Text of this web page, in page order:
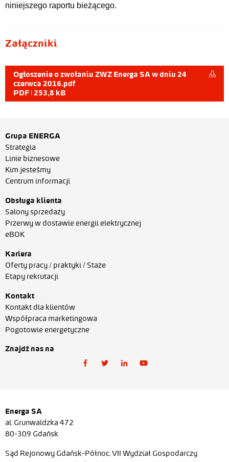
niniejszego raportu bieżącego.
Załączniki
Ogłoszenie o zwołaniu ZWZ Energa SA w dniu 24
czerwca 2016.pdf
PDF | 253,8 kB
Grupa ENERGA
Strategia
Linie biznesowe
Kim jesteśmy
Centrum informacji
Obsługa klienta
Salony sprzedaży
Przerwy w dostawie energii elektrycznej
eBOK
Kariera
Oferty pracy / praktyki / Staże
Etapy rekrutacji
Kontakt
Kontakt dla klientów
Współpraca marketingowa
Pogotowie energetyczne
Znajdź nas na
Energa SA
al. Grunwaldzka 472
80-309 Gdańsk
Sąd Rejonowy Gdańsk-Północ, VII Wydział Gospodarczy